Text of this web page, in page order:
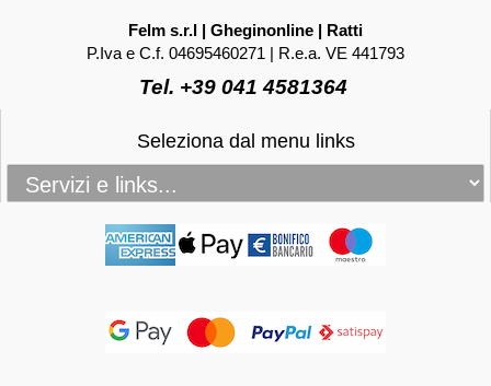
Felm s.r.l | Gheginonline | Ratti
P.Iva e C.f. 04695460271 | R.e.a. VE 441793
Tel. +39 041 4581364
Seleziona dal menu links